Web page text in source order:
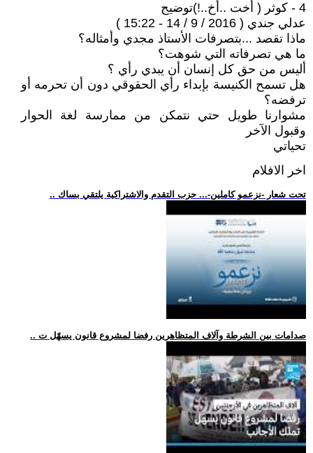
4 - كوثر ( أخت ..أخ..!)توضيح
عدلي جندي ( 2016 / 9 / 14 - 15:22 )
ماذا تقصد ...بتصرفات الأستاذ مجدي وأمثاله؟
ما هي تصرفاته التي شوهت؟
أليس من حق كل إنسان أن يبدي رأي ؟
هل تسمح الكنيسة بإبداء رأي الحقوقي دون أن تحرمه أو
ترفضه؟
مشوارنا طويل حتي نتمكن من ممارسة لغة الحوار
وقبول الآخر
تحياتي
اخر الافلام
.. تحت شعار -نزعمو كاملين-... حزب التقدم والاشتراكية يلتقي بساك
.. صدامات بين الشرطة وآلاف المتظاهرين رفضا لمشروع قانون يسهّل ت